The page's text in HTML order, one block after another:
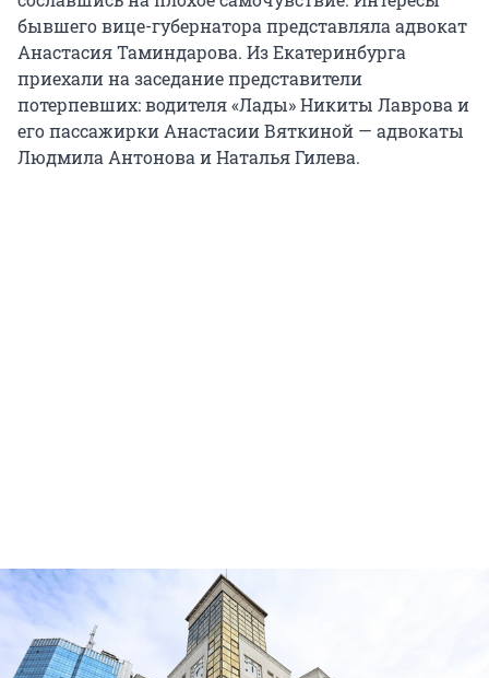
бывшего вице-губернатора представляла адвокат
Анастасия Таминдарова. Из Екатеринбурга
приехали на заседание представители
потерпевших: водителя «Лады» Никиты Лаврова и
его пассажирки Анастасии Вяткиной — адвокаты
Людмила Антонова и Наталья Гилева.